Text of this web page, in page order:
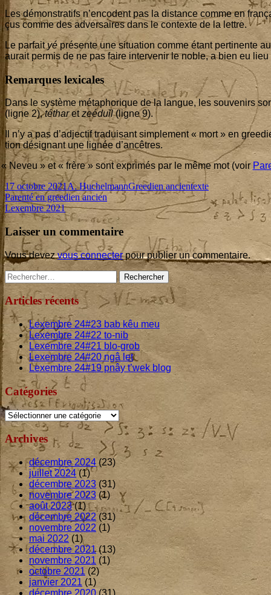
Les démons­tra­tifs n’en­codent pas la dis­tance comme en
çus comme des adver­saires dans le contexte de la lettre.
Le par­faityépré­sente une situa­tion comme étant per­ti­nente
aurait per­mis de ne pas faire inter­ve­nir le noble, a bien eu
Remarques lexicales
Dans le sys­tème méta­pho­rique de la langue, les sou­ve­nirs
(ligne 2),tétharetzeé­duǐl(ligne9).
Il n’y a pas d’ad­jec­tif tra­dui­sant sim­ple­ment « mort » en
tion dési­gnant une lignée d’ancêtres.
«Neveu » et « frère » sont expri­més par le même mot (voir
Published
on
17 octobre 2021 Author
A. HuchelmannCategories
Greedien ancienTags
texte
Navigation
de
l’article
Previous
article:
Parenté en greedien ancien
Next
article:
Lexembre2021
Laisser un commentaire
Vous devezvous connecterpour publier un commentaire.
Main
Sidebar
Rechercher :
Articles récents
Lexembre 24#23bab kêu meu
Lexembre 24#22 to-nib
Lexembre24#21 blo-grob
Lexembre 24#20ngâ let
Lexembre 24#19 pnây t’wek blog
Catégories
Catégories
Archives
décembre 2024 (23)
juillet 2024(1)
décembre 2023 (31)
novembre 2023(1)
août 2023(1)
décembre 2022(31)
novembre 2022 (1)
mai 2022 (1)
décembre 2021(13)
novembre 2021 (1)
octobre 2021(2)
janvier 2021 (1)
décembre 2020 (31)